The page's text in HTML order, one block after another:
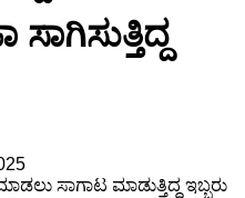
ಸಾಗಾಟ ಮಾಡುತ್ತಿದ್ದ ಇಬ್ಬರು